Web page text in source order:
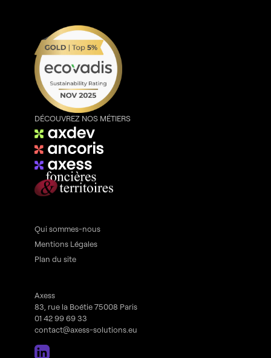
DÉCOUVREZ NOS MÉTIERS
Qui sommes-nous
Mentions Légales
Plan du site
Axess
83, rue la Boétie 75008 Paris
01 42 99 69 33
contact@axess-solutions.eu